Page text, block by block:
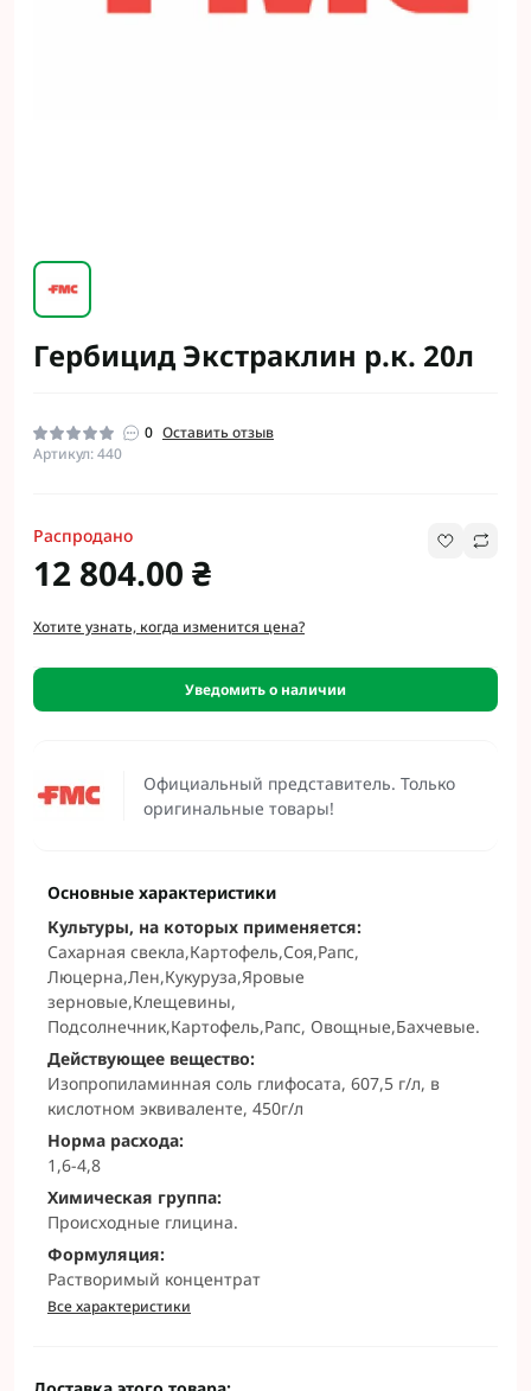
Гербицид Экстраклин р.к. 20л
0 Оставить отзыв
Артикул: 440
Официальный представитель. Только
оригинальные товары!
Распродано
12 804.00 ₴
Хотите узнать, когда изменится цена?
Уведомить о наличии
Основные характеристики
Культуры, на которых применяется:
Сахарная свекла,Картофель,Соя,Рапс,
Люцерна,Лен,Кукуруза,Яровые
зерновые,Клещевины,
Подсолнечник,Картофель,Рапс, Овощные,Бахчевые.
Действующее вещество:
Изопропиламинная соль глифосата, 607,5 г/л, в
кислотном эквиваленте, 450г/л
Норма расхода:
1,6-4,8
Химическая группа:
Происходные глицина.
Формуляция:
Растворимый концентрат
Все характеристики